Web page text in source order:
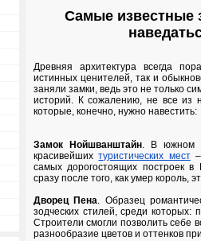
Самые известные
Древняя архитектура всегда
истинных ценителей, так и
заняли замки, ведь это не только
историй. К сожалению, не все из
которые, конечно, нужно навестить:
Замок Нойшванштайн. В южном
красивейшихтуристических мест–
самых дорогостоящих построек в
сразу после того, как умер король,
Дворец Пена. Образец
зодческих стилей, среди которых:
Строители смогли позволить себе
разнообразие цветов и оттенков